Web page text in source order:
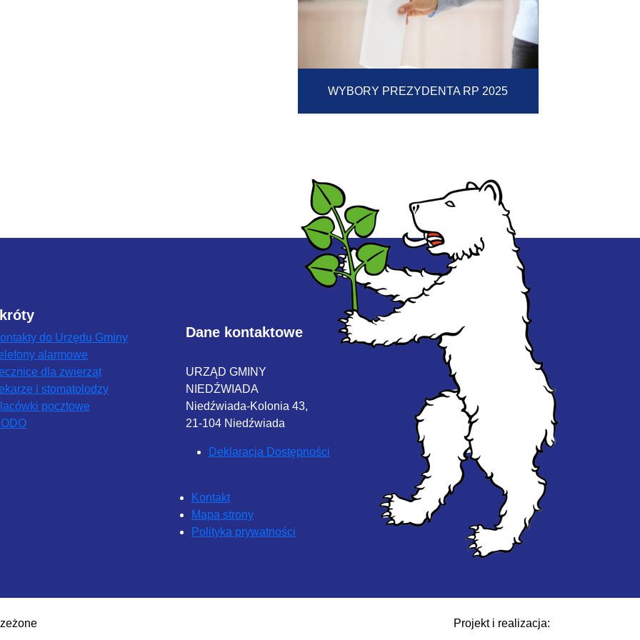
WYBORY PREZYDENTA RP 2025
do Urzędu Gminy
alarmowe
dla zwierząt
i stomatolodzy
pocztowe
Dane kontaktowe
URZĄD GMINY
NIEDŹWIADA
Niedźwiada-Kolonia 43,
21-104 Niedźwiada
Deklaracja Dostępności
Kontakt
Mapa strony
Polityka prywatności
Projekt i realizacja: